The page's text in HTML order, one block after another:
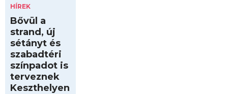
HÍREK
Bővül a
strand, új
sétányt és
szabadtéri
színpadot is
terveznek
Keszthelyen